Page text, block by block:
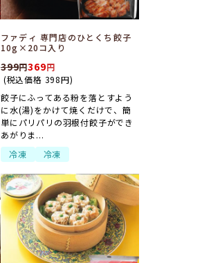
ファディ 専門店のひとくち餃子
10g×20コ入り
399 369
(税込価格 398円)
餃子にふってある粉を落とすよう
に水(湯)をかけて焼くだけで、簡
単にパリパリの羽根付餃子ができ
あがりま...
冷凍
冷凍